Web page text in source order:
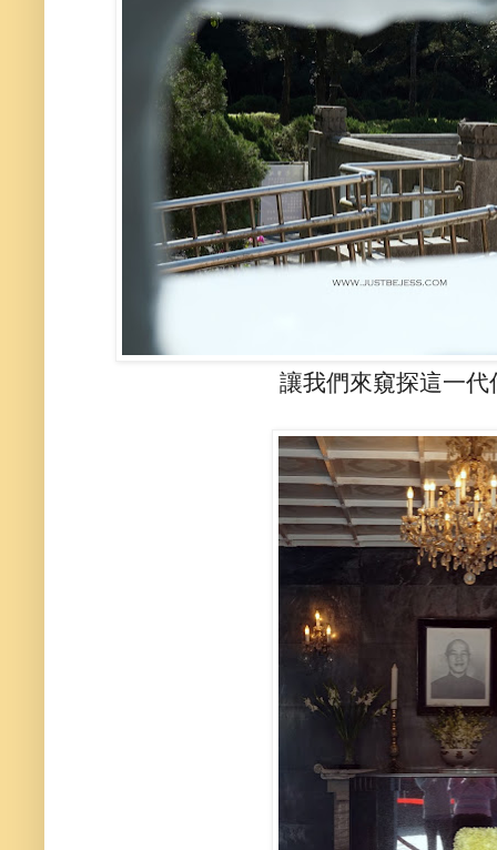
讓我們來窺探這一